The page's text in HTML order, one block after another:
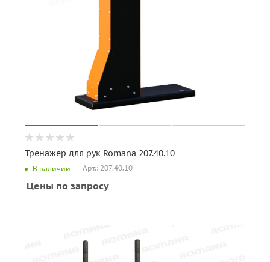
Тренажер для рук Romana 207.40.10
В наличии Арт.: 207.40.10
Цены по запросу